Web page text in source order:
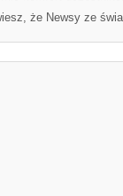
że Newsy ze